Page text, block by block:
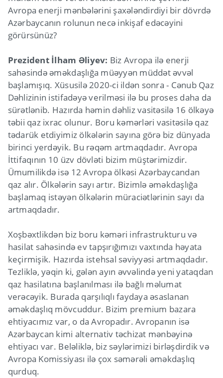
Avropa enerji mənbələrini şaxələndirdiyi bir dövrdə
Azərbaycanın rolunun necə inkişaf edəcəyini
görürsünüz?
Prezident İlham Əliyev: Biz Avropa ilə enerji
sahəsində əməkdaşlığa müəyyən müddət əvvəl
başlamışıq. Xüsusilə 2020-ci ildən sonra - Cənub Qaz
Dəhlizinin istifadəyə verilməsi ilə bu proses daha da
sürətlənib. Hazırda həmin dəhliz vasitəsilə 16 ölkəyə
təbii qaz ixrac olunur. Boru kəmərləri vasitəsilə qaz
tədarük etdiyimiz ölkələrin sayına görə biz dünyada
birinci yerdəyik. Bu rəqəm artmaqdadır. Avropa
İttifaqının 10 üzv dövləti bizim müştərimizdir.
Ümumilikdə isə 12 Avropa ölkəsi Azərbaycandan
qaz alır. Ölkələrin sayı artır. Bizimlə əməkdaşlığa
başlamaq istəyən ölkələrin müraciətlərinin sayı da
artmaqdadır.
Xoşbəxtlikdən biz boru kəməri infrastrukturu və
hasilat sahəsində ev tapşırığımızı vaxtında həyata
keçirmişik. Hazırda istehsal səviyyəsi artmaqdadır.
Tezliklə, yəqin ki, gələn ayın əvvəlində yeni yataqdan
qaz hasilatına başlanılması ilə bağlı məlumat
verəcəyik. Burada qarşılıqlı faydaya əsaslanan
əməkdaşlıq mövcuddur. Bizim premium bazara
ehtiyacımız var, o da Avropadır. Avropanın isə
Azərbaycan kimi alternativ təchizat mənbəyinə
ehtiyacı var. Beləliklə, biz səylərimizi birləşdirdik və
Avropa Komissiyası ilə çox səmərəli əməkdaşlıq
qurduq.